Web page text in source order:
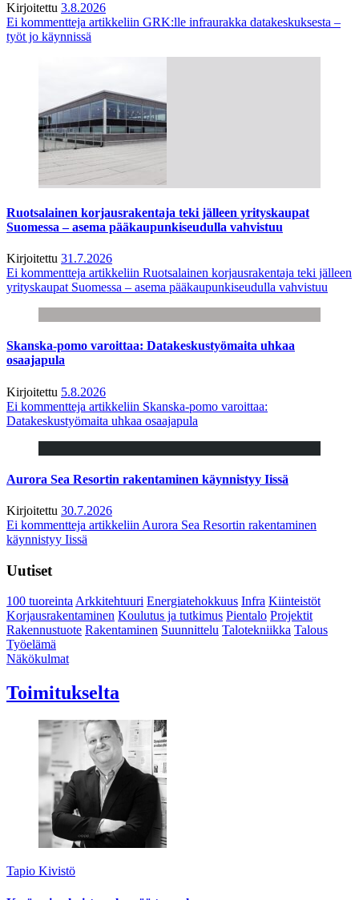
Kirjoitettu 3.8.2026
Ei kommentteja artikkeliin GRK:lle infraurakka datakeskuksesta –
työt jo käynnissä
Ruotsalainen korjausrakentaja teki jälleen yrityskaupat
Suomessa – asema pääkaupunkiseudulla vahvistuu
Kirjoitettu 31.7.2026
Ei kommentteja artikkeliin Ruotsalainen korjausrakentaja teki jälleen
yrityskaupat Suomessa – asema pääkaupunkiseudulla vahvistuu
Skanska-pomo varoittaa: Datakeskustyömaita uhkaa
osaajapula
Kirjoitettu 5.8.2026
Ei kommentteja artikkeliin Skanska-pomo varoittaa:
Datakeskustyömaita uhkaa osaajapula
Aurora Sea Resortin rakentaminen käynnistyy Iissä
Kirjoitettu 30.7.2026
Ei kommentteja artikkeliin Aurora Sea Resortin rakentaminen
käynnistyy Iissä
Uutiset
100 tuoreintaArkkitehtuuri Energiatehokkuus Infra Kiinteistöt
Korjausrakentaminen Koulutus ja tutkimus Pientalo Projektit
Rakennustuote Rakentaminen Suunnittelu Talotekniikka Talous
Työelämä
Näkökulmat
Toimitukselta
Tapio Kivistö